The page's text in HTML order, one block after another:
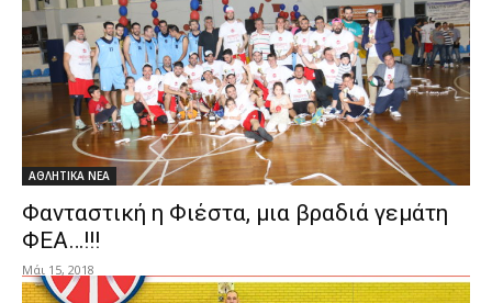
ΑΘΛΗΤΙΚΑ ΝΕΑ
Φανταστική η Φιέστα, μια βραδιά γεμάτη
ΦΕΑ…!!!
Μάι 15, 2018